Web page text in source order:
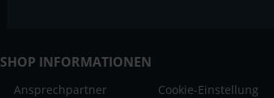
SHOP INFORMATIONEN
Ansprechpartner
Cookie-Einstellung